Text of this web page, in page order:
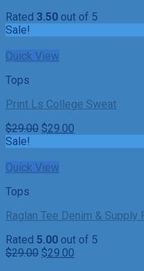
Rated 3.50 out of 5
Sale!
Quick View
Tops
Print Ls College Sweat
$29.00 $29.00
Sale!
Quick View
Tops
Raglan Tee Denim & Supply
Rated 5.00 out of 5
$29.00 $29.00